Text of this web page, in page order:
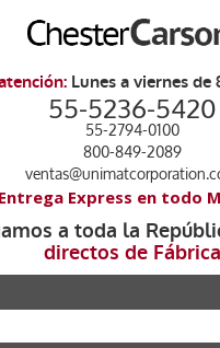
Lunes a viernes
55-5236-5420
55-2794-0100
800-849-2089
Entrega Express en todo
a toda la
directos de Fábrica